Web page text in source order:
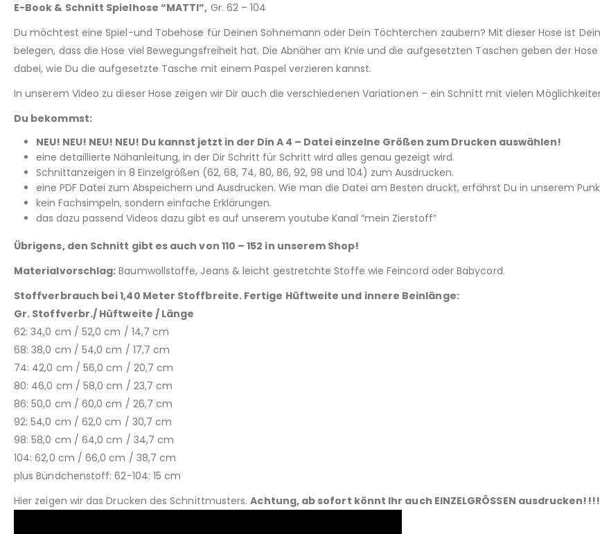
E-Book & Schnitt Spielhose “MATTI”, Gr. 62 – 104
Du möchtest eine Spiel-und Tobehose für Deinen Sohnemann oder Dein Töchterchen zaubern? Mit dieser Hose ist
belegen, dass die Hose viel Bewegungsfreiheit hat. Die Abnäher am Knie und die aufgesetzten Taschen geben der
dabei, wie Du die aufgesetzte Tasche mit einem Paspel verzieren kannst.
In unserem Video zu dieser Hose zeigen wir Dir auch die verschiedenen Variationen – ein Schnitt mit vielen
Du bekommst:
NEU! NEU! NEU! NEU! Du kannst jetzt in der Din A 4 – Datei einzelne Größen zum Drucken auswählen!
eine detaillierte Nähanleitung, in der Dir Schritt für Schritt wird alles genau gezeigt wird.
Schnittanzeigen in 8 Einzelgrößen (62, 68, 74, 80, 86, 92, 98 und 104) zum Ausdrucken.
eine PDF Datei zum Abspeichern und Ausdrucken. Wie man die Datei am Besten druckt, erfährst Du in unserem
kein Fachsimpeln, sondern einfache Erklärungen.
das dazu passend Videos dazu gibt es auf unserem youtube Kanal “mein Zierstoff”
Übrigens, den Schnitt gibt es auch von 110 – 152 in unserem Shop!
Materialvorschlag: Baumwollstoffe, Jeans & leicht gestretchte Stoffe wie Feincord oder Babycord.
Stoffverbrauch bei 1,40 Meter Stoffbreite. Fertige Hüftweite und innere Beinlänge:
Gr. Stoffverbr./ Hüftweite / Länge
62: 34,0 cm / 52,0 cm / 14,7 cm
68: 38,0 cm / 54,0 cm / 17,7 cm
74: 42,0 cm / 56,0 cm / 20,7 cm
80: 46,0 cm / 58,0 cm / 23,7 cm
86: 50,0 cm / 60,0 cm / 26,7 cm
92: 54,0 cm / 62,0 cm / 30,7 cm
98: 58,0 cm / 64,0 cm / 34,7 cm
104: 62,0 cm / 66,0 cm / 38,7 cm
plus Bündchenstoff: 62-104: 15 cm
Hier zeigen wir das Drucken des Schnittmusters.Achtung, ab sofort könnt Ihr auch EINZELGRÖSSEN ausdrucken!!!!